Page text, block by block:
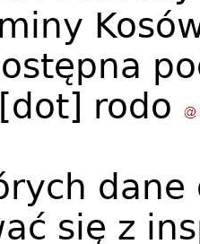
[dot] rodo
się z